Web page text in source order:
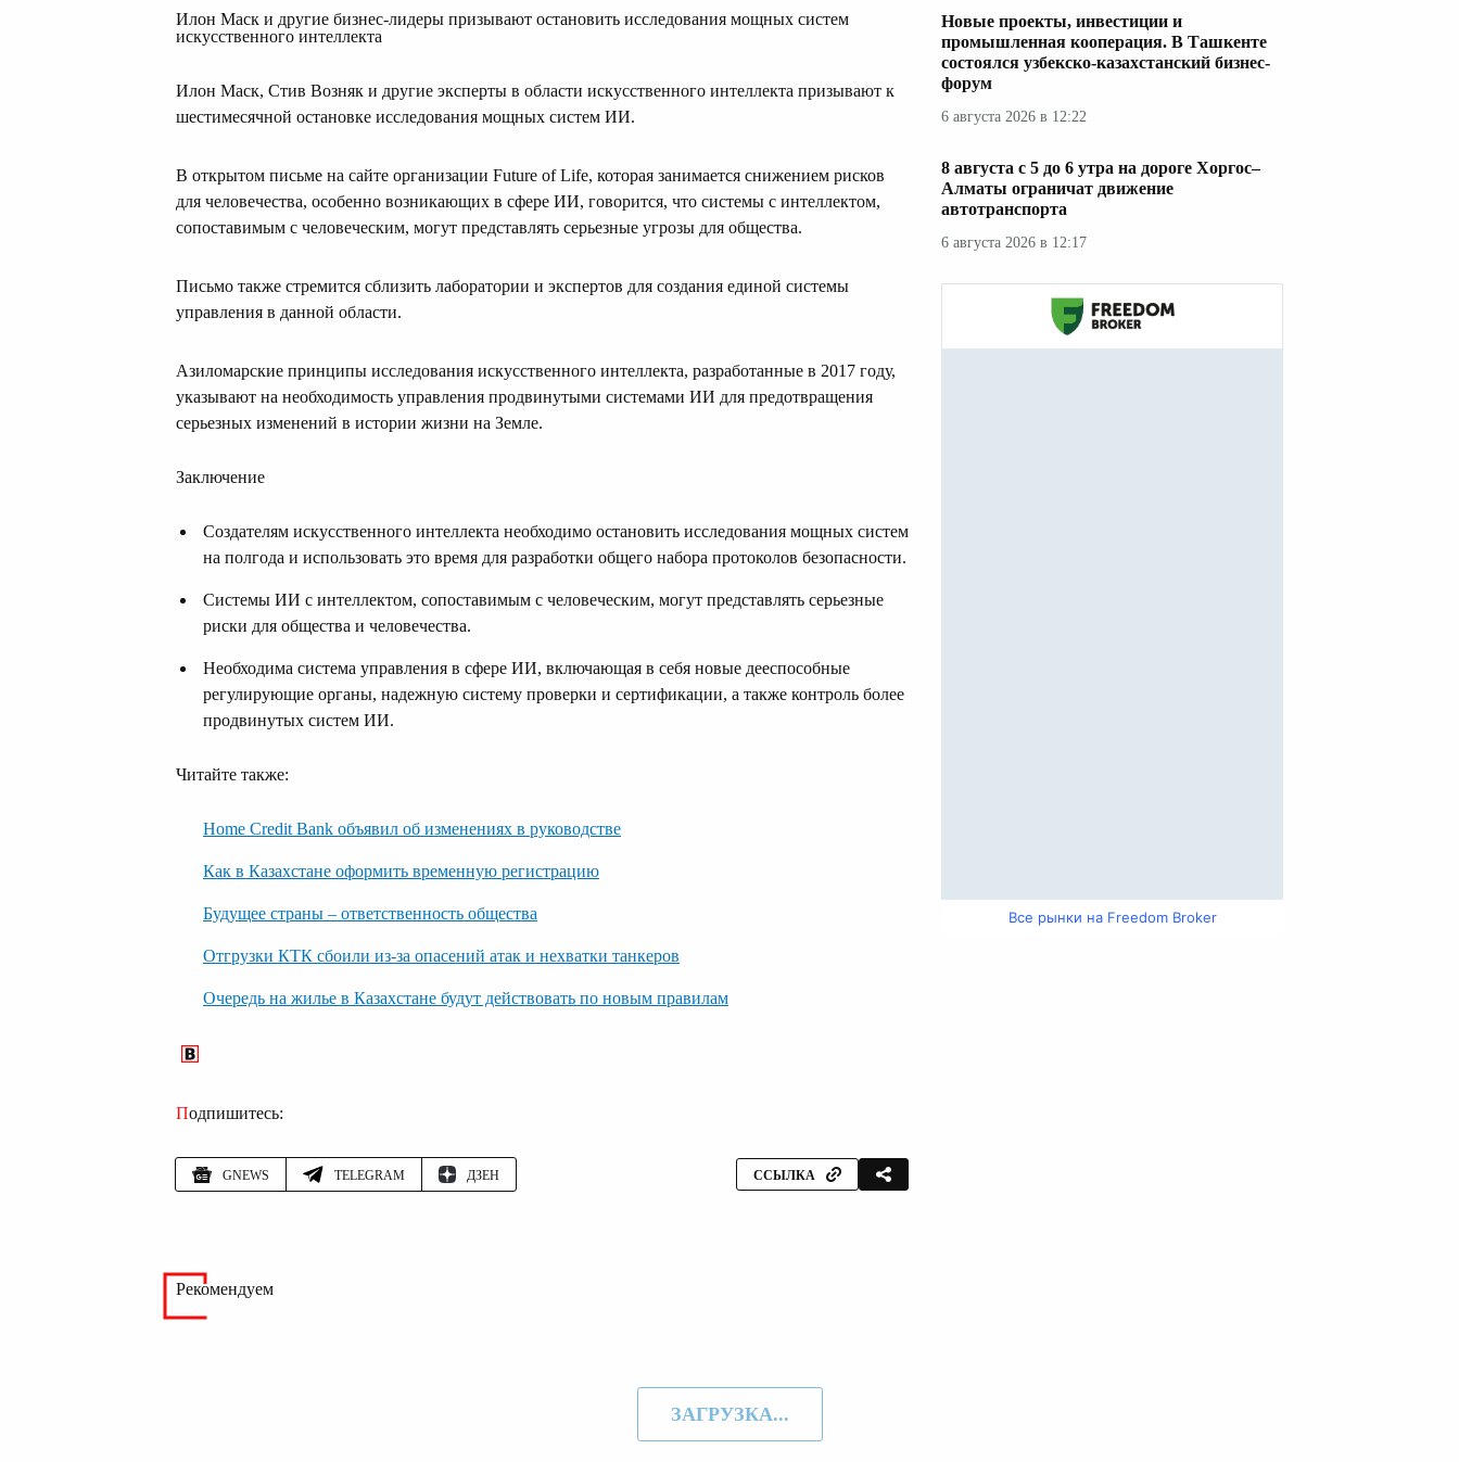
Илон Маск и другие бизнес-лидеры призывают остановить исследования мощных систем
искусственного интеллекта
Илон Маск, Стив Возняк и другие эксперты в области искусственного интеллекта призывают к
шестимесячной остановке исследования мощных систем ИИ.
В открытом письме на сайте организации Future of Life, которая занимается снижением рисков
для человечества, особенно возникающих в сфере ИИ, говорится, что системы с интеллектом,
сопоставимым с человеческим, могут представлять серьезные угрозы для общества.
Письмо также стремится сблизить лаборатории и экспертов для создания единой системы
управления в данной области.
Азиломарские принципы исследования искусственного интеллекта, разработанные в 2017 году,
указывают на необходимость управления продвинутыми системами ИИ для предотвращения
серьезных изменений в истории жизни на Земле.
Заключение
Создателям искусственного интеллекта необходимо остановить исследования мощных систем
на полгода и использовать это время для разработки общего набора протоколов безопасности.
Системы ИИ с интеллектом, сопоставимым с человеческим, могут представлять серьезные
риски для общества и человечества.
Необходима система управления в сфере ИИ, включающая в себя новые дееспособные
регулирующие органы, надежную систему проверки и сертификации, а также контроль более
продвинутых систем ИИ.
Читайте также:
Home Credit Bank объявил об изменениях в руководстве
Как в Казахстане оформить временную регистрацию
Будущее страны – ответственность общества
Отгрузки КТК сбоили из-за опасений атак и нехватки танкеров
Очередь на жилье в Казахстане будут действовать по новым правилам
Подпишитесь:
GNEWS TELEGRAM ДЗЕН ССЫЛКА
Новые проекты, инвестиции и
промышленная кооперация. В Ташкенте
состоялся узбекско-казахстанский бизнес-
форум
6 августа 2026 в 12:22
8 августа с 5 до 6 утра на дороге Хоргос–
Алматы ограничат движение
автотранспорта
6 августа 2026 в 12:17
Все рынки на Freedom Broker
Рекомендуем
ЗАГРУЗКА...